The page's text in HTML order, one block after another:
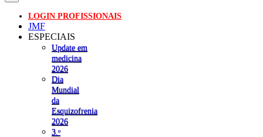
LOGIN PROFISSIONAIS
JMF
ESPECIAIS
Update em
medicina
2026
Dia
Mundial
da
Esquizofrenia
2026
3.ᵒ